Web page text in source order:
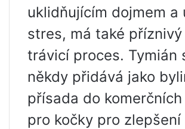
uklidňujícím dojmem a
stres, má také příznivý
trávicí proces. Tymián
někdy přidává jako
přísada do
pro kočky pro zlepšení